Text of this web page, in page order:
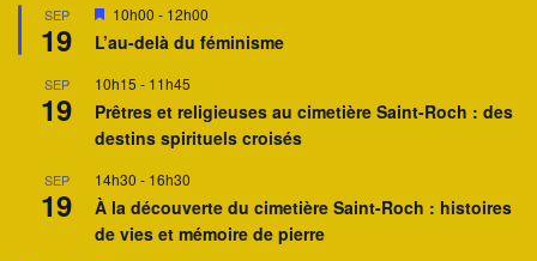
a
a
t
SEP
19
M
s
n
a
a
t
10h00 - 12h00
L’au-delà du féminisme
SEP
19
10h15 - 11h45
Prêtres et religieuses au cimetière Saint-Roch : des
destins spirituels croisés
SEP
19
14h30 - 16h30
À la découverte du cimetière Saint-Roch : histoires
de vies et mémoire de pierre